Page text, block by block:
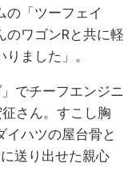
の「ツーフェイ
のワゴンRと共に軽
ました」。
でチーフエンジニ
さん。すこし胸
イハツの屋台骨と
送り出せた親心